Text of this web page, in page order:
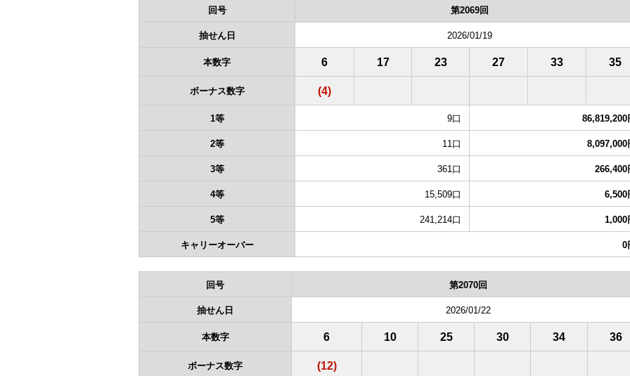
回号 第2069回
抽せん日 2026/01/19
本数字 6 17 23 27 33 35
ボーナス数字 (4)
1等 9口 86,819,200
2等 11口 8,097,000
3等 361口 266,400
4等 15,509口 6,500
5等 241,214口 1,000
キャリーオーバー 0
回号 第2070回
抽せん日 2026/01/22
本数字 6 10 25 30 34 36
ボーナス数字 (12)